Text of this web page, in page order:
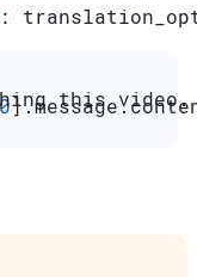
:
0 this video.